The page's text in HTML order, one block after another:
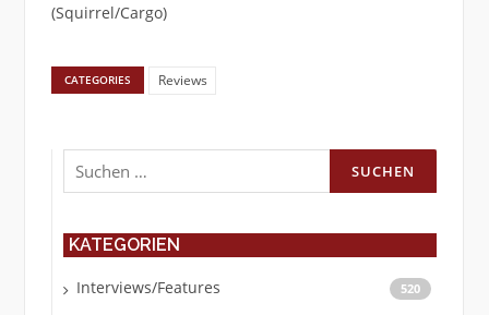
(Squirrel/Cargo)
CATEGORIES Reviews
Suchen
nach:
KATEGORIEN
Interviews/Features 520